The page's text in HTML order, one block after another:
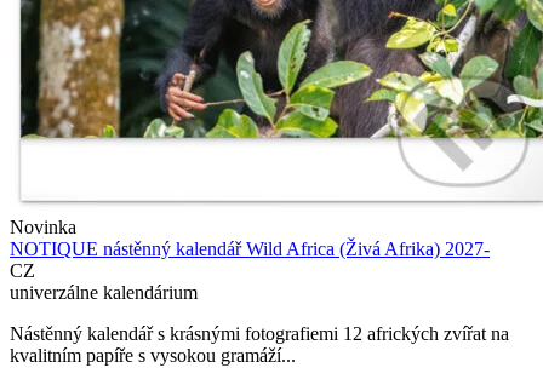
Novinka
NOTIQUE nástěnný kalendář Wild Africa (Živá Afrika) 2027-
CZ
univerzálne kalendárium
Nástěnný kalendář s krásnými fotografiemi 12 afrických zvířat na
kvalitním papíře s vysokou gramáží...